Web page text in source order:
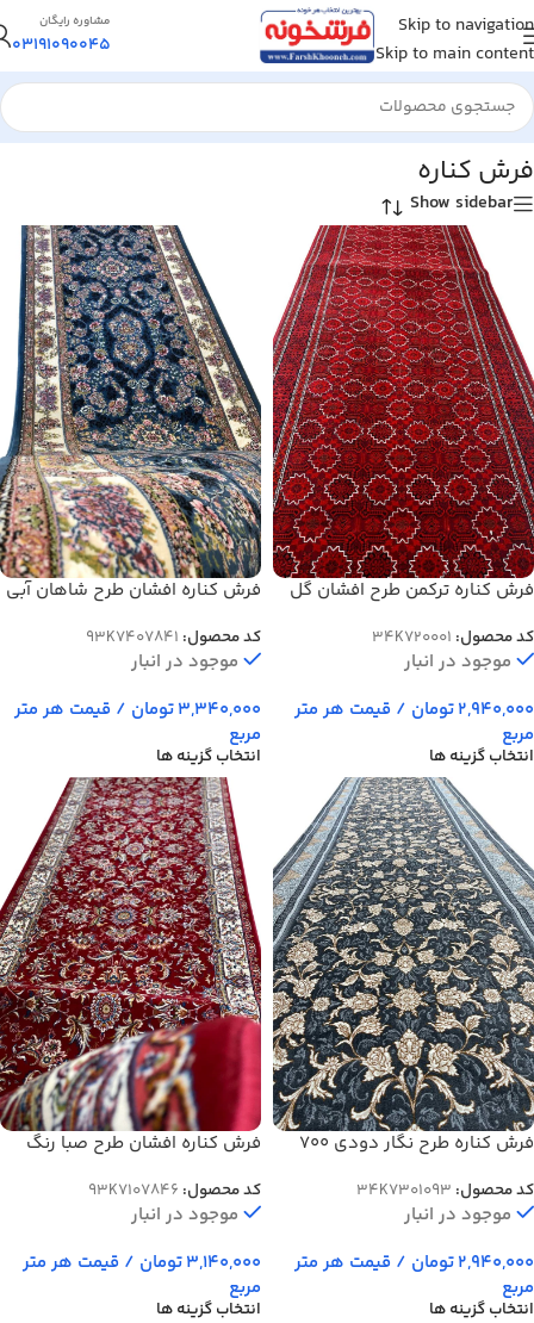
Skip to navigation
Skip to main content
مشاوره رایگان
03191090045
خانه/فرش کناره
فرش کناره
Show sidebar
فرش کناره ترکمن طرح افشان گل
کد محصول: 34K720001
موجود در انبار
2,940,000تومان / قیمت هر متر
مربع
انتخاب گزینه ها
فرش کناره افشان طرح شاهان آبی
کد محصول: 93K7407841
موجود در انبار
3,340,000تومان / قیمت هر متر
مربع
انتخاب گزینه ها
فرش کناره طرح نگار دودی 700
کد محصول: 34K7301093
موجود در انبار
2,940,000تومان / قیمت هر متر
مربع
انتخاب گزینه ها
فرش کناره افشان طرح صبا رنگ
کد محصول: 93K7107846
موجود در انبار
3,140,000تومان / قیمت هر متر
مربع
انتخاب گزینه ها